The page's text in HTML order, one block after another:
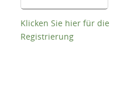
Klicken Sie hier für die
Registrierung